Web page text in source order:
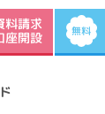
料請求
座開設 無料